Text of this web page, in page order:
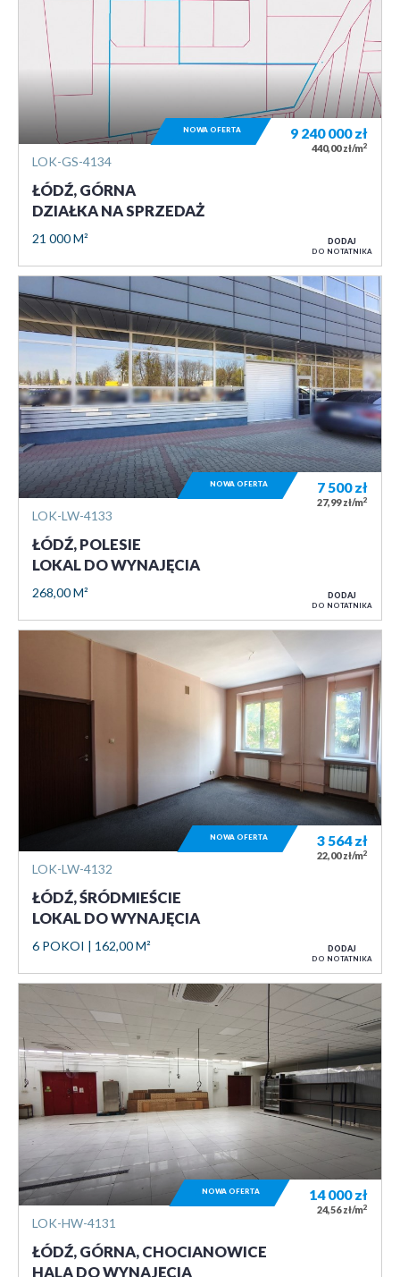
LOK-GS-4134
ŁÓDŹ, GÓRNA
DZIAŁKA NA SPRZEDAŻ
21 000 M²
9 240 000zł
440,00 zł/m2
NOWA OFERTA
DODAJ
DO NOTATNIKA
LOK-LW-4133
ŁÓDŹ, POLESIE
LOKAL DO WYNAJĘCIA
268,00 M²
7 500zł
27,99 zł/m2
NOWA OFERTA
DODAJ
DO NOTATNIKA
LOK-LW-4132
ŁÓDŹ, ŚRÓDMIEŚCIE
LOKAL DO WYNAJĘCIA
6 POKOI 162,00 M²
3 564zł
22,00 zł/m2
NOWA OFERTA
DODAJ
DO NOTATNIKA
LOK-HW-4131
ŁÓDŹ, GÓRNA, CHOCIANOWICE
HALA DO WYNAJĘCIA
14 000zł
24,56 zł/m2
NOWA OFERTA